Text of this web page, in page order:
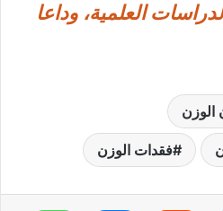
العلمية، وداعا
الوزن
فقدات الوزن